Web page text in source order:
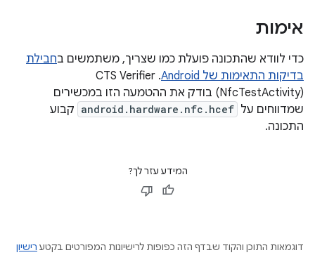
אימות
כדי לוודא שהתכונה פועלת כמו שצריך, משתמשים בחבילת
בדיקות התאימות של Android
(NfcTestActivity) בודק את ההטמעה הזו במכשירים
שמדווחים על android.hardware.nfc.hcef קבוע
התכונה.
המידע עזר לך?
דוגמאות התוכן והקוד שבדף הזה כפופות לרישיונות המפורטים בקטע רישיון